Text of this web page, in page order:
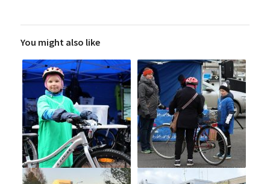
You might also like